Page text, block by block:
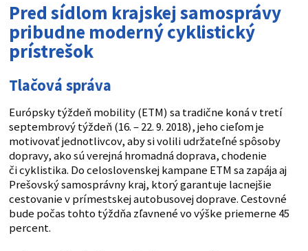
Pred sídlom krajskej samosprávy
pribudne moderný cyklistický
prístrešok
Tlačová správa
Európsky týždeň mobility (ETM) sa tradične koná v tretí
septembrový týždeň (16. – 22. 9. 2018), jeho cieľom je
motivovať jednotlivcov, aby si volili udržateľné spôsoby
dopravy, ako sú verejná hromadná doprava, chodenie
či cyklistika. Do celoslovenskej kampane ETM sa zapája aj
Prešovský samosprávny kraj, ktorý garantuje lacnejšie
cestovanie v prímestskej autobusovej doprave. Cestovné
bude počas tohto týždňa zľavnené vo výške priemerne 45
percent.